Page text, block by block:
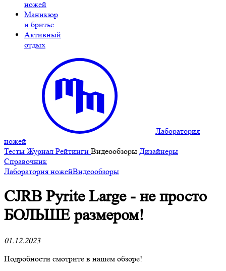
ножей
Маникюр
и бритье
Активный
отдых
Лаборатория
ножей
Тесты Журнал Рейтинги Видеообзоры Дизайнеры
Справочник
Лаборатория ножейВидеообзоры
CJRB Pyrite Large - не просто
БОЛЬШЕ размером!
01.12.2023
Подробности смотрите в нашем обзоре!